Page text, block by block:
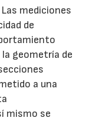
mediciones
de
geometría de
a una
mismo se